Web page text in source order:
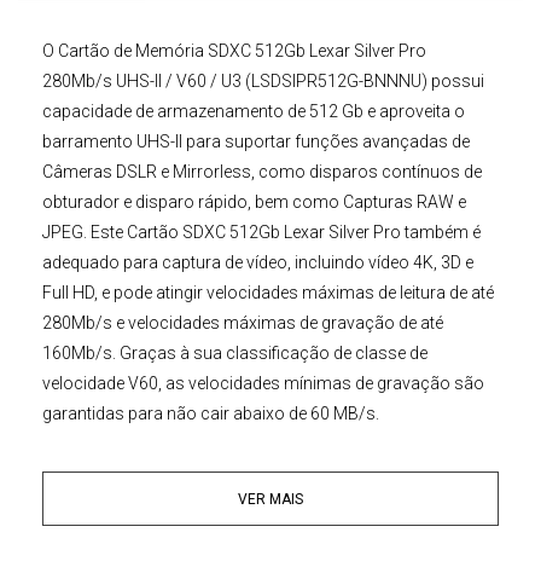
O Cartão de Memória SDXC 512Gb Lexar Silver Pro
280Mb/s UHS-II / V60 / U3 (LSDSIPR512G-BNNNU) possui
capacidade de armazenamento de 512 Gb e aproveita o
barramento UHS-II para suportar funções avançadas de
Câmeras DSLR e Mirrorless , como disparos contínuos de
obturador e disparo rápido, bem como Capturas RAW e
JPEG. Este Cartão SDXC 512Gb Lexar Silver Protambém é
adequado para captura de vídeo, incluindo vídeo 4K, 3D e
Full HD, e pode atingir velocidades máximas de leitura de até
280Mb/s e velocidades máximas de gravação de até
160Mb/s. Graças à sua classificação de classe de
velocidade V60, as velocidades mínimas de gravação são
garantidas para não cair abaixo de 60 MB/s.
EsteCartão SDXC 512Gb Lexar Silver Pro 4K 280Mb/scom
barramento UHS-II alcançam sua velocidade através de
VER MAIS